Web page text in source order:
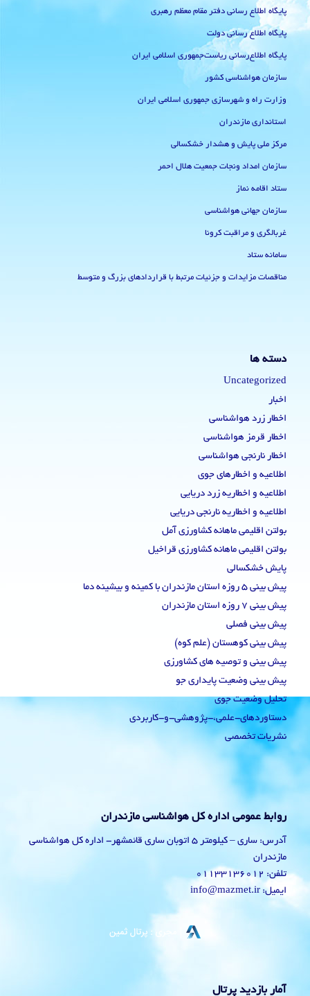
پایگاه اطلاع رسانی دفتر مقام معظم رهبری
پایگاه اطلاع رسانی دولت
پایگاه اطلاع‌رسانی ریاست‌جمهوری اسلامی ایران
سازمان هواشناسی کشور
وزارت راه و شهرسازی جمهوری اسلامی ایران
استانداری مازندران
مرکز ملی پایش و هشدار خشکسالی
سازمان امداد ونجات جمعیت هلال احمر
ستاد اقامه نماز
سازمان جهانی هواشناسی
غربالگری و مراقبت کرونا
سامانه ستاد
مناقصات مزایدات و جزئیات مرتبط با قراردادهای بزرگ و متوسط
دسته ها
Uncategorized
اخبار
اخطار زرد هواشناسی
اخطار قرمز هواشناسی
اخطار نارنجی هواشناسی
اطلاعیه و اخطارهای جوی
اطلاعیه و اخطاریه زرد دریایی
اطلاعیه و اخطاریه نارنجی دریایی
بولتن اقلیمی ماهانه کشاورزی آمل
بولتن اقلیمی ماهانه کشاورزی قراخیل
پایش خشکسالی
پیش بینی 5 روزه استان مازندران با کمینه و بیشینه دما
پیش بینی 7 روزه استان مازندران
پیش بینی فصلی
پیش بینی کوهستان (علم کوه)
پیش بینی و توصیه های کشاورزی
پیش بینی وضعیت پایداری جو
تحلیل وضعیت جوی
دستاوردهای-علمی،-پژوهشی-و-کاربردی
نشریات تخصصی
روابط عمومی اداره کل هواشناسی مازندران
آدرس: ساری – کیلومتر 5 اتوبان ساری قائمشهر- اداره کل هواشناسی
مازندران
تلفن: 01133136012
ایمیل: info@mazmet.ir
آمار بازدید پرتال